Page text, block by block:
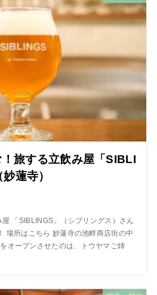
旅する立飲み屋「SIBLI
蓮寺）
「SIBLINGS」（シブリングス）さん
場所はこちら 妙蓮寺の池畔商店街の中
オープンさせたのは、トウヤマご姉